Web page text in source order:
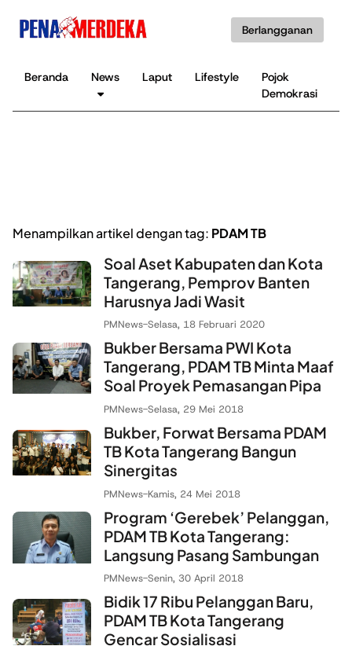
Berlangganan
Beranda News Laput Lifestyle
Pojok
Demokrasi
Menampilkan artikel dengan tag: PDAM TB
Soal Aset Kabupaten dan Kota
Tangerang, Pemprov Banten
Harusnya Jadi Wasit
PMNews-Selasa, 18 Februari 2020
Bukber Bersama PWI Kota
Tangerang, PDAM TB Minta Maaf
Soal Proyek Pemasangan Pipa
PMNews-Selasa, 29 Mei 2018
Bukber, Forwat Bersama PDAM
TB Kota Tangerang Bangun
Sinergitas
PMNews-Kamis, 24 Mei 2018
Program ‘Gerebek’ Pelanggan,
PDAM TB Kota Tangerang:
Langsung Pasang Sambungan
PMNews-Senin, 30 April 2018
Bidik 17 Ribu Pelanggan Baru,
PDAM TB Kota Tangerang
Gencar Sosialisasi